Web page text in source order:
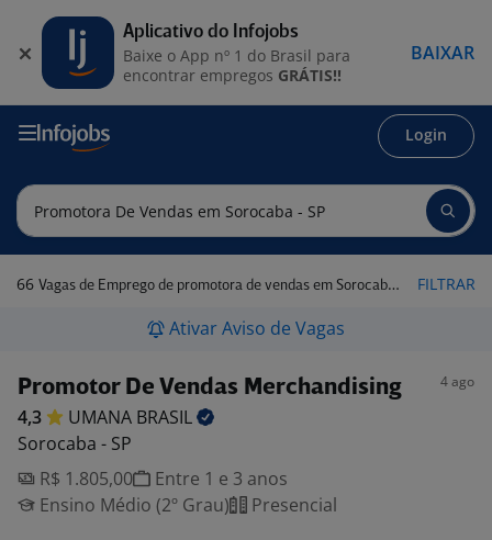
Login
66 Vagas de Emprego de promotora de vendas em Sorocaba - SP FILTRAR
Ativar Aviso de Vagas
Promotor De Vendas Merchandising 4 ago
4,3 UMANA BRASIL
Sorocaba - SP
R$ 1.805,00
Entre 1 e 3 anos
Ensino Médio (2º Grau)
Presencial
Aplicativo do Infojobs
Baixe o App nº 1 do Brasil para
encontrar empregos GRÁTIS!!
BAIXAR